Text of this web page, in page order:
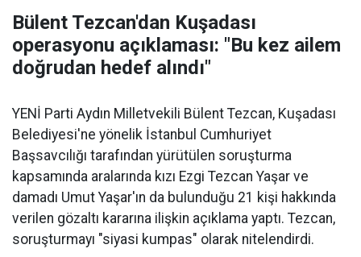
Bülent Tezcan'dan Kuşadası
operasyonu açıklaması: "Bu kez ailem
doğrudan hedef alındı"
YENİ Parti Aydın Milletvekili Bülent Tezcan, Kuşadası
Belediyesi'ne yönelik İstanbul Cumhuriyet
Başsavcılığı tarafından yürütülen soruşturma
kapsamında aralarında kızı Ezgi Tezcan Yaşar ve
damadı Umut Yaşar'ın da bulunduğu 21 kişi hakkında
verilen gözaltı kararına ilişkin açıklama yaptı. Tezcan,
soruşturmayı "siyasi kumpas" olarak nitelendirdi.